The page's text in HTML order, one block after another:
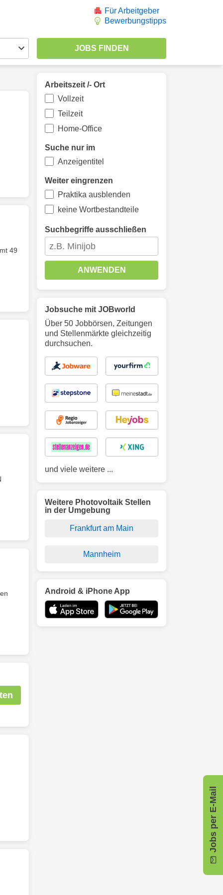
Für Arbeitgeber
Bewerbungstipps
49
Jobs per E-Mail
Arbeitszeit /- Ort
Vollzeit
Teilzeit
Home-Office
Suche nur im
Anzeigentitel
Weiter eingrenzen
Praktika ausblenden
keine Wortbestandteile
Suchbegriffe ausschließen
ANWENDEN
Jobsuche mit JOBworld
Über 50 Jobbörsen, Zeitungen
und Stellenmärkte gleichzeitig
durchsuchen.
und viele weitere ...
Weitere Photovoltaik Stellen
in der Umgebung
Frankfurt am Main
Mannheim
Android & iPhone App